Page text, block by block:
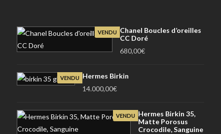
VENDU
Chanel Boucles d’oreilles
CC Doré
680,00€
VENDU
Hermes Birkin
14.000,00€
VENDU
Hermes Birkin 35,
Matte Porosus
Crocodile, Sanguine